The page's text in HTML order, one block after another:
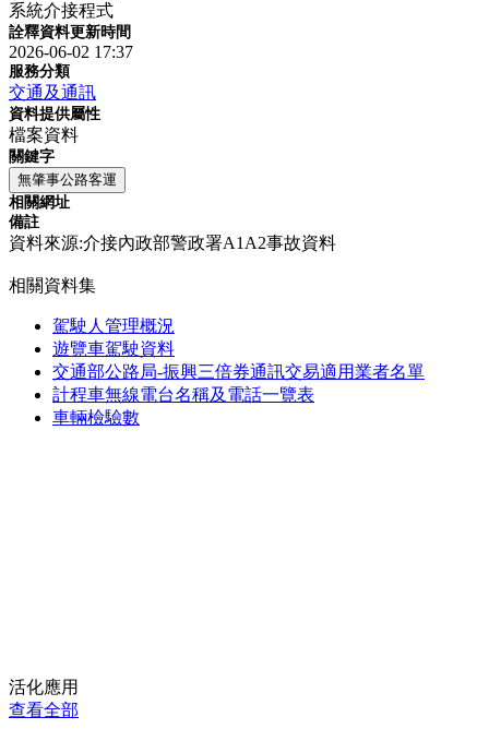
系統介接程式
詮釋資料更新時間
2026-06-02 17:37
服務分類
交通及通訊
資料提供屬性
檔案資料
關鍵字
無肇事公路客運
相關網址
備註
資料來源:介接內政部警政署A1A2事故資料
相關資料集
駕駛人管理概況
遊覽車駕駛資料
交通部公路局-振興三倍券通訊交易適用業者名單
計程車無線電台名稱及電話一覽表
車輛檢驗數
活化應用
查看全部